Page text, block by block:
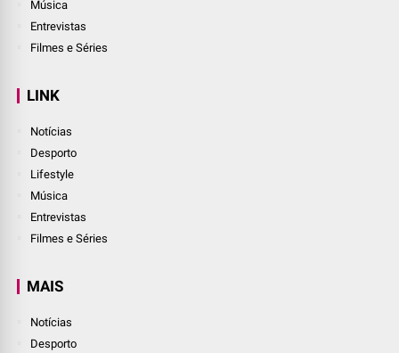
Música
Entrevistas
Filmes e Séries
LINK
Notícias
Desporto
Lifestyle
Música
Entrevistas
Filmes e Séries
MAIS
Notícias
Desporto